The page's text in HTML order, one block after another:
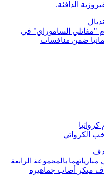
الدافئة.
هذه المرة بأقدام "مقاتلي الساموراي" في
ضمن منافسات
الكرواتي
4-1، الثلاثاء، في أولى مبارياتهما بالمجموعة الرابعة
مبكر أصاب جماهيره